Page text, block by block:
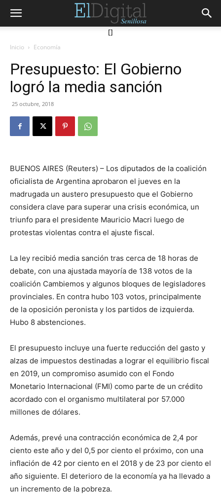
[]
Inicio Economía
Presupuesto: El Gobierno
logró la media sanción
25 octubre, 2018
BUENOS AIRES (Reuters) – Los diputados de la coalición
oficialista de Argentina aprobaron el jueves en la
madrugada un austero presupuesto que el Gobierno
considera clave para superar una crisis económica, un
triunfo para el presidente Mauricio Macri luego de
protestas violentas contra el ajuste fiscal.
La ley recibió media sanción tras cerca de 18 horas de
debate, con una ajustada mayoría de 138 votos de la
coalición Cambiemos y algunos bloques de legisladores
provinciales. En contra hubo 103 votos, principalmente
de la oposición peronista y los partidos de izquierda.
Hubo 8 abstenciones.
El presupuesto incluye una fuerte reducción del gasto y
alzas de impuestos destinadas a lograr el equilibrio fiscal
en 2019, un compromiso asumido con el Fondo
Monetario Internacional (FMI) como parte de un crédito
acordado con el organismo multilateral por 57.000
millones de dólares.
Además, prevé una contracción económica de 2,4 por
ciento este año y del 0,5 por ciento el próximo, con una
inflación de 42 por ciento en el 2018 y de 23 por ciento el
año siguiente. El deterioro de la economía ya ha llevado a
un incremento de la pobreza.